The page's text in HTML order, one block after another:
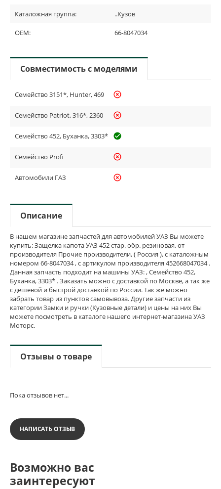
Каталожная группа: ..Кузов
OEM: 66-8047034
Совместимость с моделями
Семейство 3151*, Hunter, 469 highlight_off
Семейство Patriot, 316*, 2360 highlight_off
Семейство 452, Буханка, 3303* check_circle_outline
Семейство Profi highlight_off
Автомобили ГАЗ highlight_off
Описание
В нашем магазине запчастей для автомобилей УАЗ Вы можете
купить: Защелка капота УАЗ 452 стар. обр. резиновая, от
производителя Прочие производители, ( Россия ), с каталожным
номером 66-8047034 , с артикулом производителя 452668047034 .
Данная запчасть подходит на машины УАЗ: , Семейство 452,
Буханка, 3303* . Заказать можно с доставкой по Москве, а так же
с дешевой и быстрой доставкой по России. Так же можно
забрать товар из пунктов самовывоза. Другие запчасти из
категории Замки и ручки (Кузовные детали) и цены на них Вы
можете посмотреть в каталоге нашего интернет-магазина УАЗ
Моторс.
Отзывы о товаре
Пока отзывов нет...
НАПИСАТЬ ОТЗЫВ
Возможно вас
заинтересуют